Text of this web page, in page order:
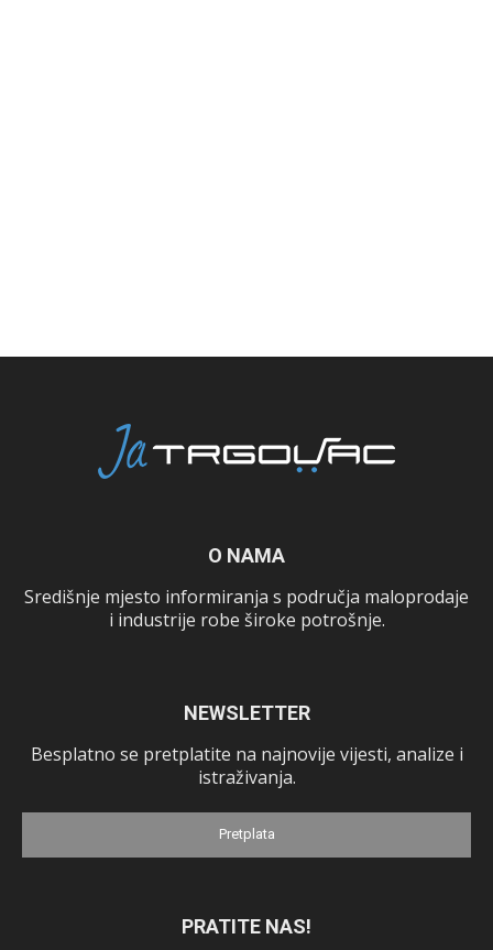
O NAMA
Središnje mjesto informiranja s područja maloprodaje
i industrije robe široke potrošnje.
NEWSLETTER
Besplatno se pretplatite na najnovije vijesti, analize i
istraživanja.
Pretplata
PRATITE NAS!